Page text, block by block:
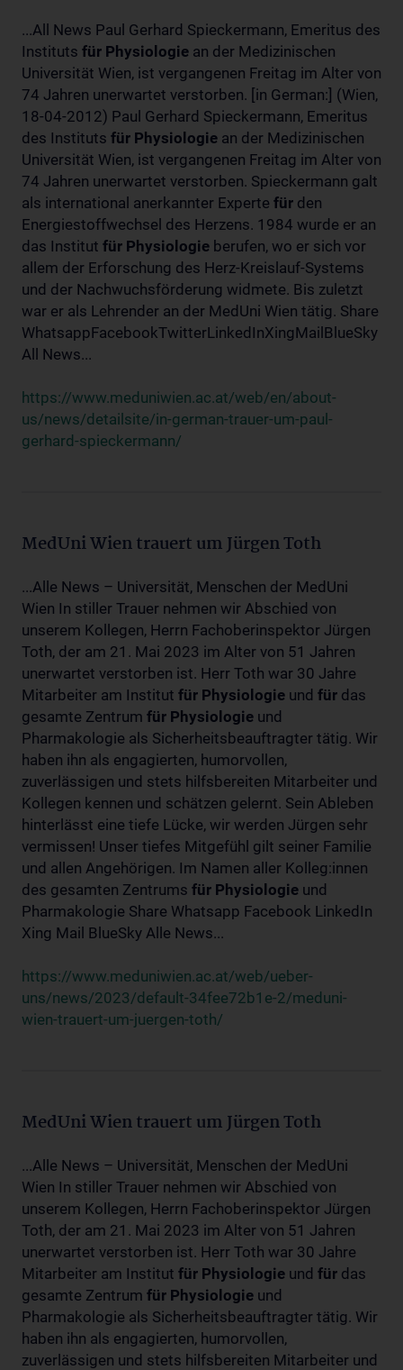
...All News Paul Gerhard Spieckermann, Emeritus des
Instituts für Physiologie an der Medizinischen
Universität Wien, ist vergangenen Freitag im Alter von
74 Jahren unerwartet verstorben. [in German:] (Wien,
18-04-2012) Paul Gerhard Spieckermann, Emeritus
des Instituts für Physiologie an der Medizinischen
Universität Wien, ist vergangenen Freitag im Alter von
74 Jahren unerwartet verstorben. Spieckermann galt
als international anerkannter Experte für den
Energiestoffwechsel des Herzens. 1984 wurde er an
das Institut für Physiologie berufen, wo er sich vor
allem der Erforschung des Herz-Kreislauf-Systems
und der Nachwuchsförderung widmete. Bis zuletzt
war er als Lehrender an der MedUni Wien tätig. Share
WhatsappFacebookTwitterLinkedInXingMailBlueSky
All News...
https://www.meduniwien.ac.at/web/en/about-
us/news/detailsite/in-german-trauer-um-paul-
gerhard-spieckermann/
MedUni Wien trauert um Jürgen Toth
...Alle News – Universität, Menschen der MedUni
Wien In stiller Trauer nehmen wir Abschied von
unserem Kollegen, Herrn Fachoberinspektor Jürgen
Toth, der am 21. Mai 2023 im Alter von 51 Jahren
unerwartet verstorben ist. Herr Toth war 30 Jahre
Mitarbeiter am Institut für Physiologie und für das
gesamte Zentrum für Physiologie und
Pharmakologie als Sicherheitsbeauftragter tätig. Wir
haben ihn als engagierten, humorvollen,
zuverlässigen und stets hilfsbereiten Mitarbeiter und
Kollegen kennen und schätzen gelernt. Sein Ableben
hinterlässt eine tiefe Lücke, wir werden Jürgen sehr
vermissen! Unser tiefes Mitgefühl gilt seiner Familie
und allen Angehörigen. Im Namen aller Kolleg:innen
des gesamten Zentrums für Physiologie und
Pharmakologie Share Whatsapp Facebook LinkedIn
Xing Mail BlueSky Alle News...
https://www.meduniwien.ac.at/web/ueber-
uns/news/2023/default-34fee72b1e-2/meduni-
wien-trauert-um-juergen-toth/
MedUni Wien trauert um Jürgen Toth
...Alle News – Universität, Menschen der MedUni
Wien In stiller Trauer nehmen wir Abschied von
unserem Kollegen, Herrn Fachoberinspektor Jürgen
Toth, der am 21. Mai 2023 im Alter von 51 Jahren
unerwartet verstorben ist. Herr Toth war 30 Jahre
Mitarbeiter am Institut für Physiologie und für das
gesamte Zentrum für Physiologie und
Pharmakologie als Sicherheitsbeauftragter tätig. Wir
haben ihn als engagierten, humorvollen,
zuverlässigen und stets hilfsbereiten Mitarbeiter und